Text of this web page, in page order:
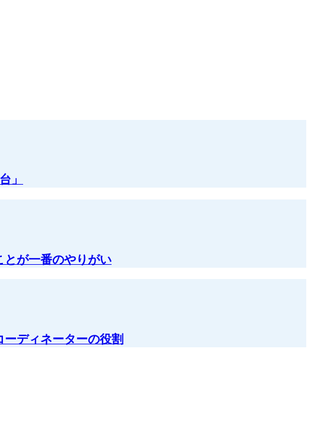
」
とが一番のやりがい
ーディネーターの役割